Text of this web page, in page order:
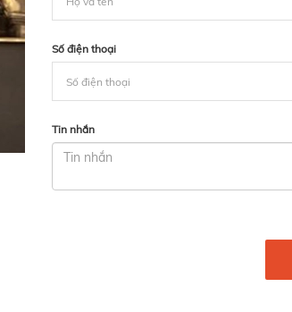
Số điện thoại
Tin nhắn